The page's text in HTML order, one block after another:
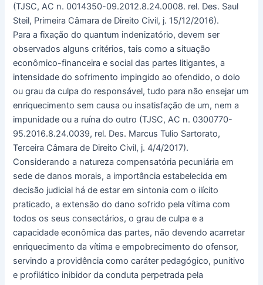
(TJSC, AC n. 0014350-09.2012.8.24.0008. rel. Des. Saul
Steil, Primeira Câmara de Direito Civil, j. 15/12/2016).
Para a fixação do quantum indenizatório, devem ser
observados alguns critérios, tais como a situação
econômico-financeira e social das partes litigantes, a
intensidade do sofrimento impingido ao ofendido, o dolo
ou grau da culpa do responsável, tudo para não ensejar um
enriquecimento sem causa ou insatisfação de um, nem a
impunidade ou a ruína do outro (TJSC, AC n. 0300770-
95.2016.8.24.0039, rel. Des. Marcus Tulio Sartorato,
Terceira Câmara de Direito Civil, j. 4/4/2017).
Considerando a natureza compensatória pecuniária em
sede de danos morais, a importância estabelecida em
decisão judicial há de estar em sintonia com o ilícito
praticado, a extensão do dano sofrido pela vítima com
todos os seus consectários, o grau de culpa e a
capacidade econômica das partes, não devendo acarretar
enriquecimento da vítima e empobrecimento do ofensor,
servindo a providência como caráter pedagógico, punitivo
e profilático inibidor da conduta perpetrada pela